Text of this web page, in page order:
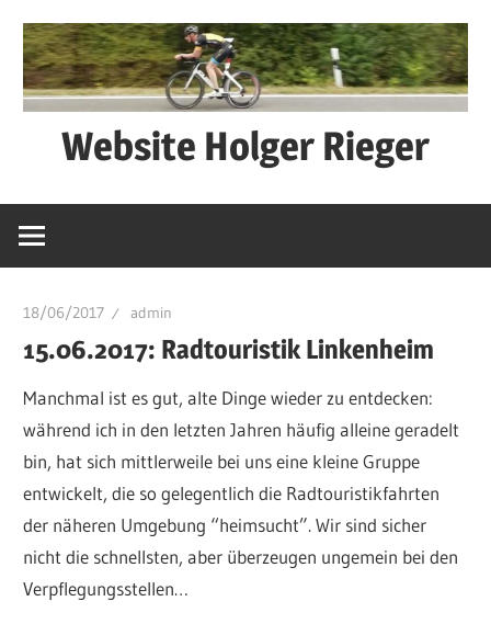
Inhalt
springen
Website Holger Rieger
schwätza
18/06/2017 admin
15.06.2017: Radtouristik Linkenheim
Manchmal ist es gut, alte Dinge wieder zu entdecken:
während ich in den letzten Jahren häufig alleine geradelt
bin, hat sich mittlerweile bei uns eine kleine Gruppe
entwickelt, die so gelegentlich die Radtouristikfahrten
der näheren Umgebung “heimsucht”. Wir sind sicher
nicht die schnellsten, aber überzeugen ungemein bei den
Verpflegungsstellen…